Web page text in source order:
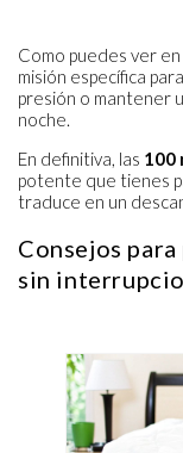
Como puedes ver
misión específica
presión o mantener
noche.
En definitiva, las 100
potente que tienes
traduce en un
Consejos
sin